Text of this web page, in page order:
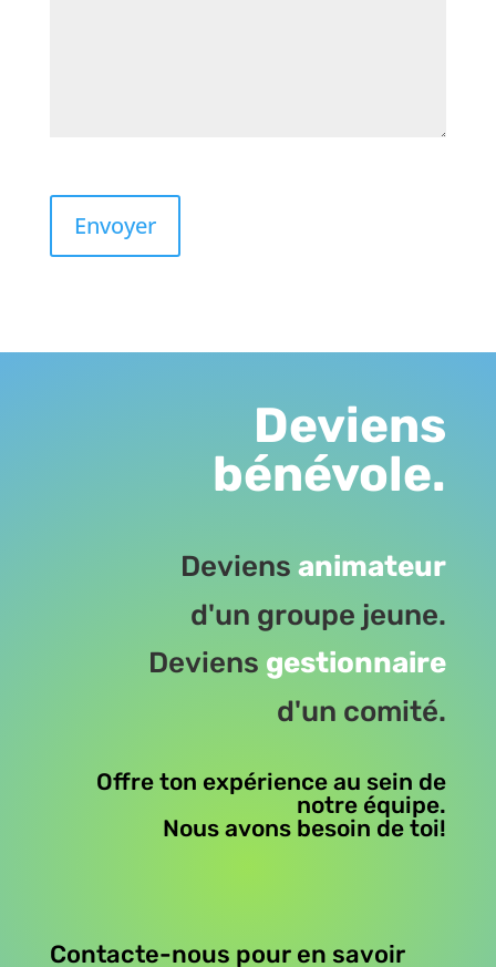
Deviens
bénévole.
Deviensanimateur
d'un groupe jeune.
Deviens gestionnaire
d'un comité.
Offre ton expérience au sein de
notre équipe.
Nous avons besoin de toi!
Contacte-nous pour en savoir